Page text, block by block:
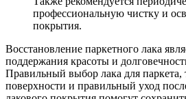
профессиональную чистку и
покрытия.
Восстановление паркетного лака
поддержания красоты и
Правильный выбор лака для паркета,
поверхности и правильный уход